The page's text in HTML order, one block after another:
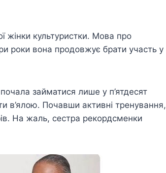
жінки культуристки. Мова про
роки вона продовжує брати участь у
займатися лише у п’ятдесят
в’ялою. Почавши активні тренування,
На жаль, сестра рекордсменки